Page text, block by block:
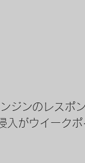
ジンのレスポ
入がウイーク